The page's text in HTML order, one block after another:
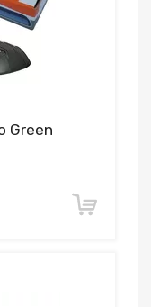
Green